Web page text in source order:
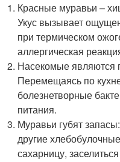
Красные муравьи –
Укус вызывает
при термическом
аллергическая
Насекомые являются
Перемещаясь по
болезнетворные
питания.
Муравьи губят
другие
сахарницу,